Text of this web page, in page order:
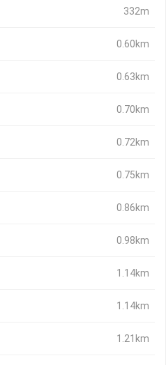
332m
0.60km
0.63km
0.70km
0.72km
0.75km
0.86km
0.98km
1.14km
1.14km
1.21km